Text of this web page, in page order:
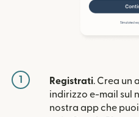
1 Registrati. Crea un
indirizzo e-mail sul
nostra app che